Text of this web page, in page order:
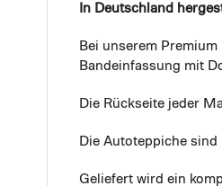
In Deutschland
Bei unserem
Bandeinfassung mit
Die Rückseite jeder
Die Autoteppiche
Geliefert wird ein